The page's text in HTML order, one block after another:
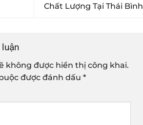
Chất Lượng Tại Thái Bình
không được hiển thị công khai.
được đánh dấu *